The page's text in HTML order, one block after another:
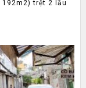
trệt 2 lầu